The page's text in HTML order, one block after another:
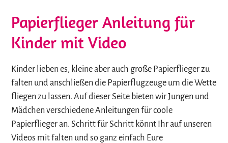
Papierflieger Anleitung für
Kinder mit Video
Kinder lieben es, kleine aber auch große Papierflieger zu
falten und anschließen die Papierflugzeuge um die Wette
fliegen zu lassen. Auf dieser Seite bieten wir Jungen und
Mädchen verschiedene Anleitungen für coole
Papierflieger an. Schritt für Schritt könnt Ihr auf unseren
Videos mit falten und so ganz einfach Eure